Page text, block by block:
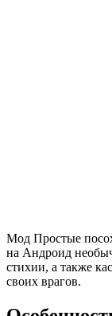
Мод Простые
на Андроид
стихии, а также
своих врагов.